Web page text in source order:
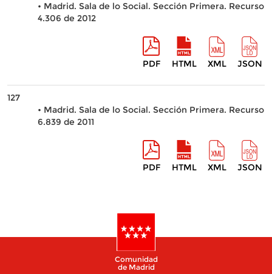
• Madrid. Sala de lo Social. Sección Primera. Recurso
4.306 de 2012
PDF HTML XML JSON
127
• Madrid. Sala de lo Social. Sección Primera. Recurso
6.839 de 2011
PDF HTML XML JSON
Comunidad
de Madrid